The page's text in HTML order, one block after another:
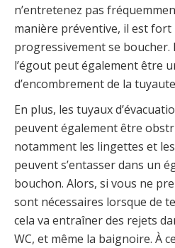
n’entretenez pas
manière préventive, il est fort
progressivement se boucher.
l’égout peut également être
d’encombrement de la
En plus, les tuyaux
peuvent également être
notamment les lingettes et
peuvent s’entasser dans un
bouchon. Alors, si vous ne
sont nécessaires lorsque de
cela va entraîner des rejets
WC, et même la baignoire. À